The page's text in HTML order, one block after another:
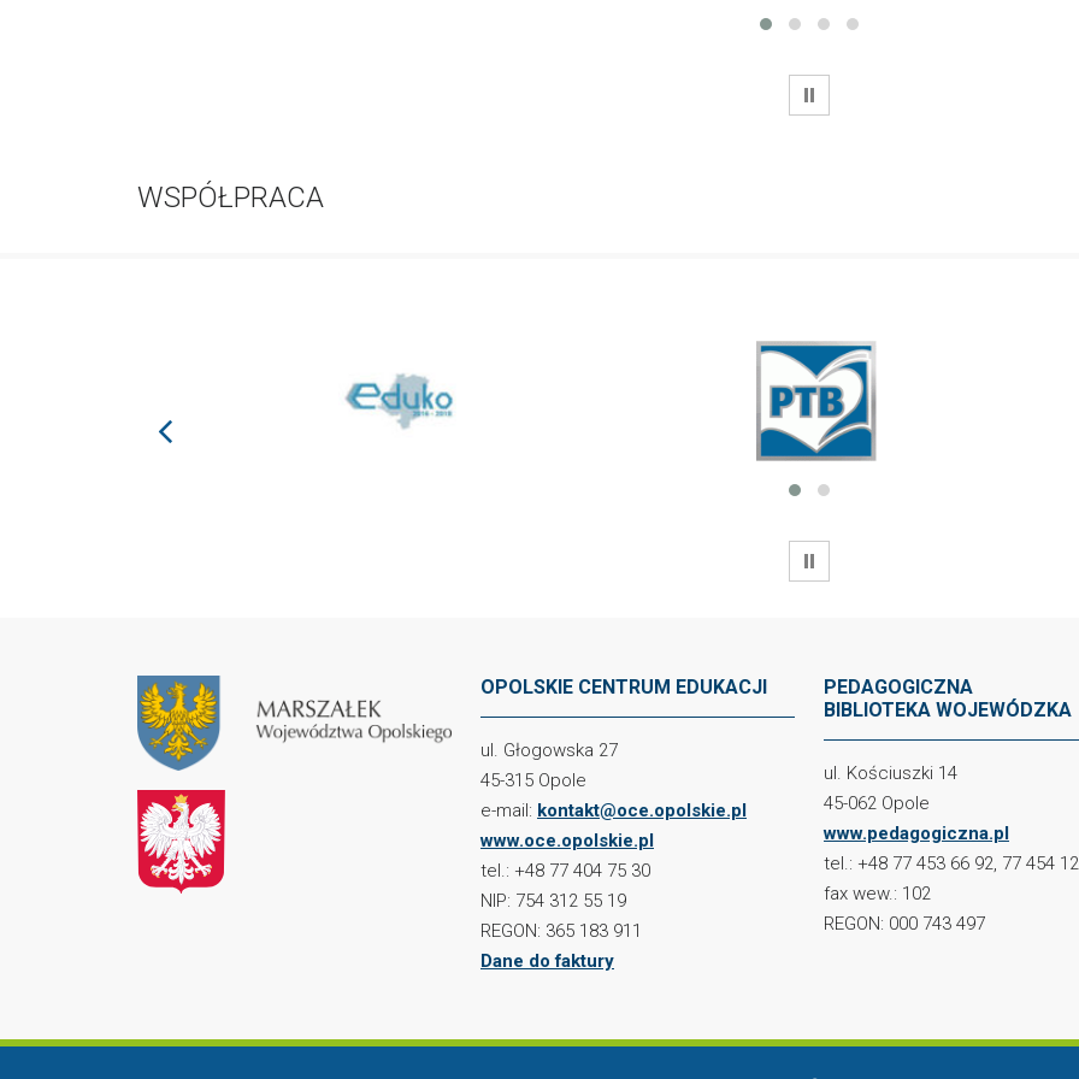
WSTRZYMAJ
WSPÓŁPRACA
prev
WSTRZYMAJ
OPOLSKIE CENTRUM EDUKACJI
ul. Głogowska 27
45-315 Opole
e-mail: kontakt@oce.opolskie.pl
www.oce.opolskie.pl
tel.: +48 77 404 75 30
NIP: 754 312 55 19
REGON: 365 183 911
Dane do faktury
PEDAGOGICZNA
BIBLIOTEKA WOJEWÓDZKA
ul. Kościuszki 14
45-062 Opole
www.pedagogiczna.pl
tel.: +48 77 453 66 92, 77 454
fax wew.: 102
REGON: 000 743 497